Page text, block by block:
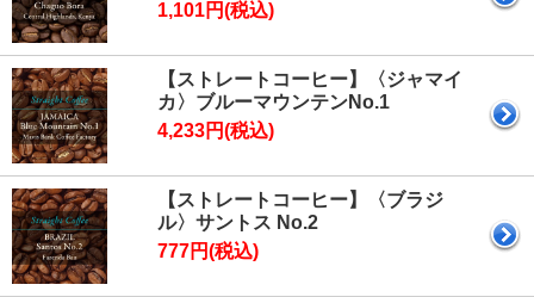
1,101円(税込)
【ストレートコーヒー】〈ジャマイ
カ〉ブルーマウンテンNo.1
4,233円(税込)
【ストレートコーヒー】〈ブラジ
ル〉サントス No.2
777円(税込)